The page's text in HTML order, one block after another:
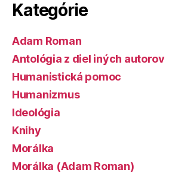
Kategórie
Adam Roman
Antológia z diel iných autorov
Humanistická pomoc
Humanizmus
Ideológia
Knihy
Morálka
Morálka (Adam Roman)